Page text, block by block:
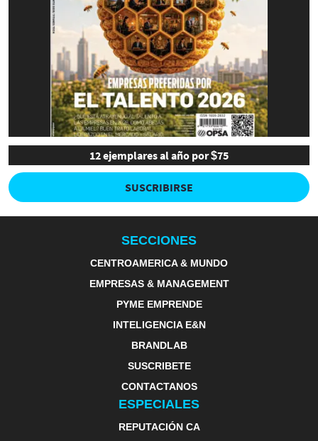
12 ejemplares al año por $75
SUSCRIBIRSE
SECCIONES
CENTROAMERICA & MUNDO
EMPRESAS & MANAGEMENT
PYME EMPRENDE
INTELIGENCIA E&N
BRANDLAB
SUSCRIBETE
CONTACTANOS
ESPECIALES
REPUTACIÓN CA